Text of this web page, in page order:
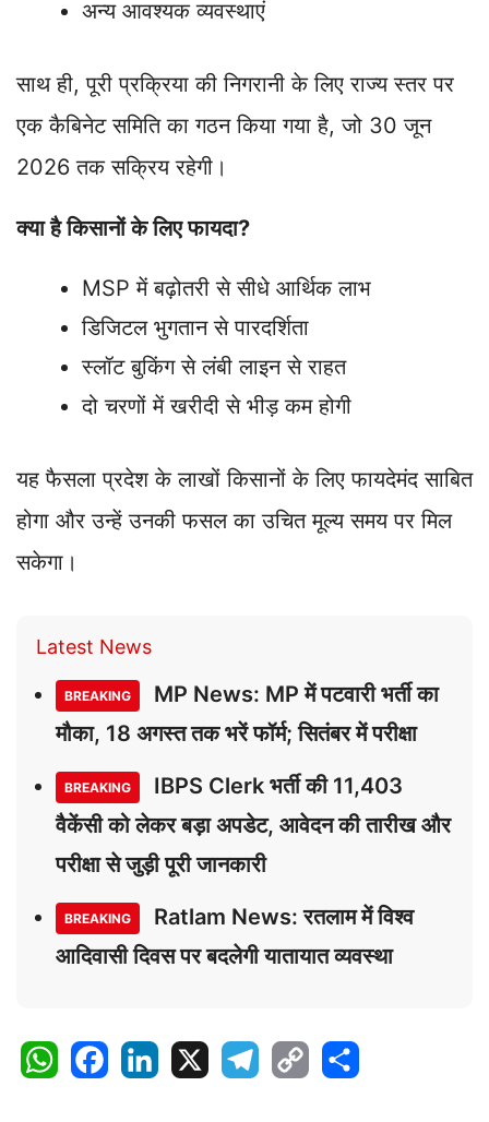
अन्य आवश्यक व्यवस्थाएं
साथ ही, पूरी प्रक्रिया की निगरानी के लिए राज्य स्तर पर
एक कैबिनेट समिति का गठन किया गया है, जो 30 जून
2026 तक सक्रिय रहेगी।
क्या है किसानों के लिए फायदा?
MSP में बढ़ोतरी से सीधे आर्थिक लाभ
डिजिटल भुगतान से पारदर्शिता
स्लॉट बुकिंग से लंबी लाइन से राहत
दो चरणों में खरीदी से भीड़ कम होगी
यह फैसला प्रदेश के लाखों किसानों के लिए फायदेमंद साबित
होगा और उन्हें उनकी फसल का उचित मूल्य समय पर मिल
सकेगा।
Latest News
BREAKING
MP News: MP में पटवारी भर्ती का
मौका, 18 अगस्त तक भरें फॉर्म; सितंबर में परीक्षा
BREAKING
IBPS Clerk भर्ती की 11,403
वैकेंसी को लेकर बड़ा अपडेट, आवेदन की तारीख और
परीक्षा से जुड़ी पूरी जानकारी
BREAKING
Ratlam News: रतलाम में विश्व
आदिवासी दिवस पर बदलेगी यातायात व्यवस्था
W